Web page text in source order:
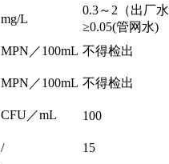
mg/L
0.3～2（出
≥0.05(管网水)
MPN／100mL 不得检出
MPN／100mL 不得检出
CFU／mL 100
/ 15